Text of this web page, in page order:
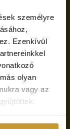
személyre
Ezenkívül
olyan
vagy az
ahol a
gyors, hatékony
magabiztosan